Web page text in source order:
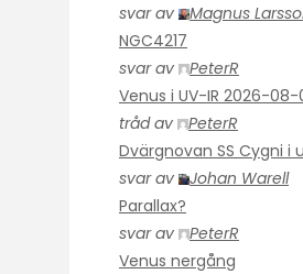
svar av
Magnus
NGC4217
svar av
PeterR
Venus i UV-IR 2026-
tråd av
PeterR
Dvärgnovan SS Cygni i
svar av
Johan Warell
Parallax?
svar av
PeterR
Venus nergång